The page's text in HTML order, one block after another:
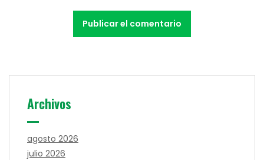
Archivos
agosto 2026
julio 2026